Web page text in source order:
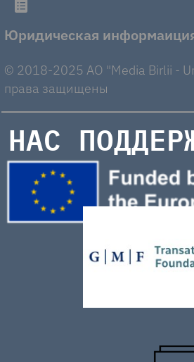
Юридическая
© 2018-2025 AO "Media Birlii -
права защищены
НАС